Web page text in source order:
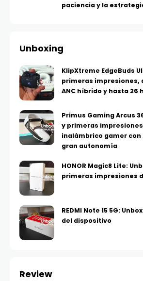
paciencia y la
Unboxing
KlipXtreme EdgeBuds
primeras impresiones,
ANC híbrido y hasta 26
Primus Gaming Arcus
y primeras
inalámbrico gamer
gran autonomía
HONOR Magic8 Lite:
primeras impresiones
REDMI Note 15 5G:
del dispositivo
Review